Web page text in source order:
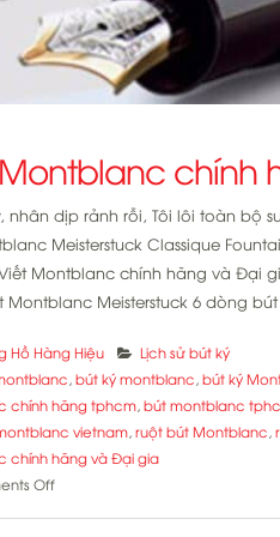
chính
nhân dịp rảnh rỗi, Tôi lôi toàn bộ
Meisterstuck Classique
Montblanc chính hãng và Đại
Montblanc Meisterstuck 6 dòng
Hồ Hàng Hiệu
Lịch sử bút ký
bút ký montblanc bút ký
chính hãng tphcm bút montblanc
vietnam ruột bút Montblanc
chính hãng và Đại gia
Offon